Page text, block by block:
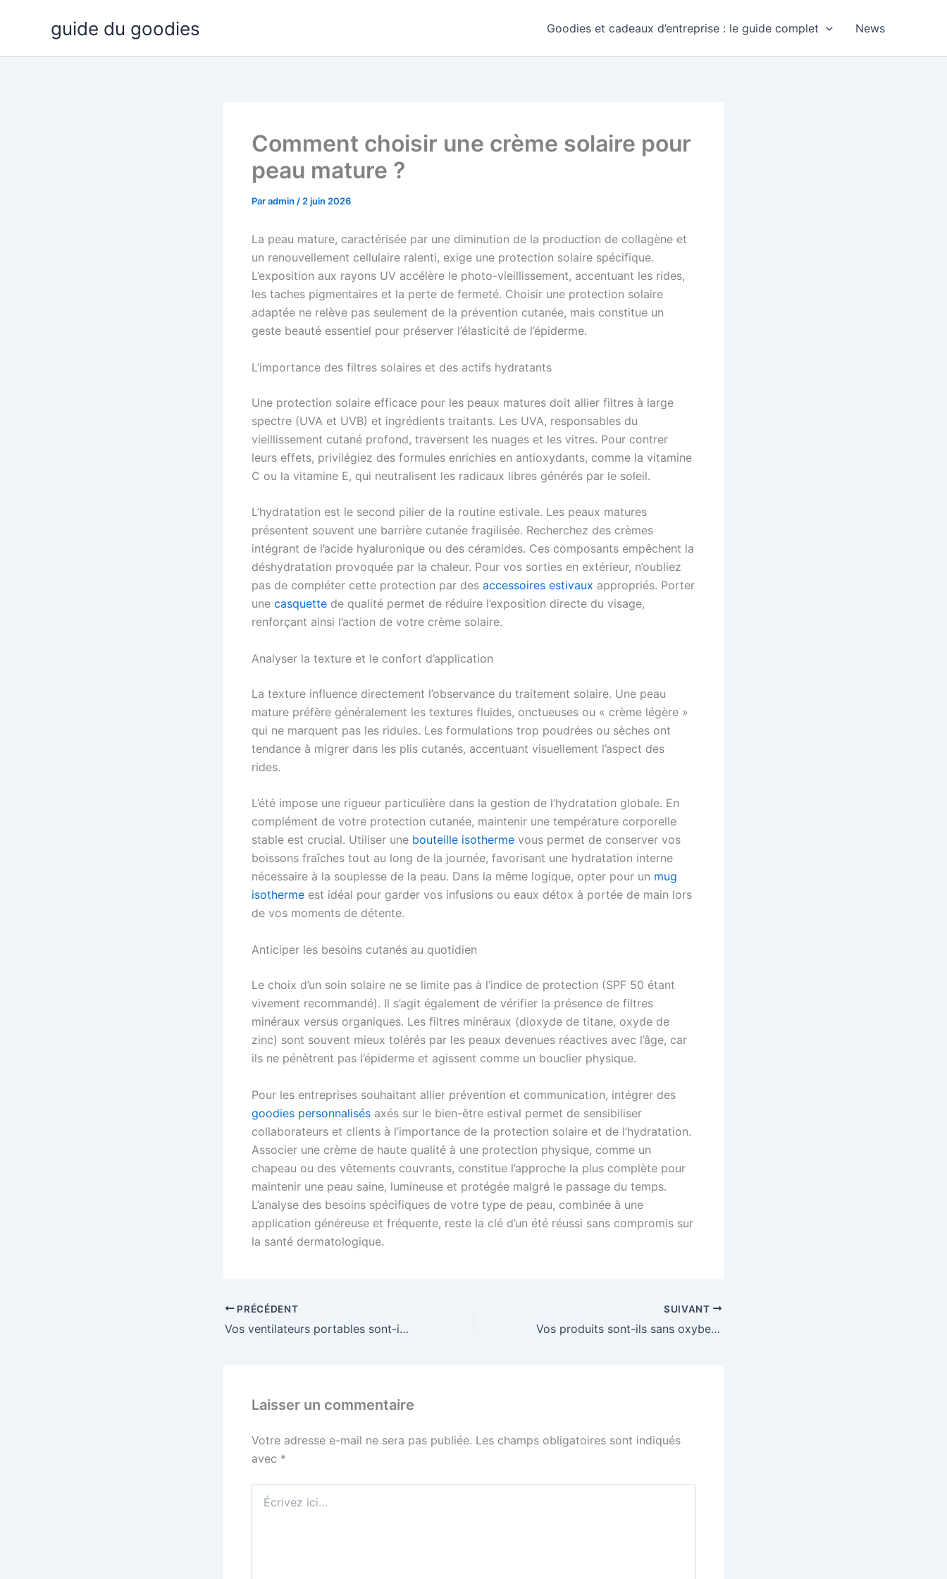
guide du goodies Goodies et cadeaux d’entreprise : le guide complet News
Comment choisir une crème solaire pour
peau mature ?
Paradmin / 2 juin 2026
La peau mature, caractérisée par une diminution de la production de collagène et
un renouvellement cellulaire ralenti, exige une protection solaire spécifique.
L’exposition aux rayons UV accélère le photo-vieillissement, accentuant les rides,
les taches pigmentaires et la perte de fermeté. Choisir une protection solaire
adaptée ne relève pas seulement de la prévention cutanée, mais constitue un
geste beauté essentiel pour préserver l’élasticité de l’épiderme.
L’importance des filtres solaires et des actifs hydratants
Une protection solaire efficace pour les peaux matures doit allier filtres à large
spectre (UVA et UVB) et ingrédients traitants. Les UVA, responsables du
vieillissement cutané profond, traversent les nuages et les vitres. Pour contrer
leurs effets, privilégiez des formules enrichies en antioxydants, comme la vitamine
C ou la vitamine E, qui neutralisent les radicaux libres générés par le soleil.
L’hydratation est le second pilier de la routine estivale. Les peaux matures
présentent souvent une barrière cutanée fragilisée. Recherchez des crèmes
intégrant de l’acide hyaluronique ou des céramides. Ces composants empêchent la
déshydratation provoquée par la chaleur. Pour vos sorties en extérieur, n’oubliez
pas de compléter cette protection par des accessoires estivaux appropriés. Porter
une casquette de qualité permet de réduire l’exposition directe du visage,
renforçant ainsi l’action de votre crème solaire.
Analyser la texture et le confort d’application
La texture influence directement l’observance du traitement solaire. Une peau
mature préfère généralement les textures fluides, onctueuses ou « crème légère »
qui ne marquent pas les ridules. Les formulations trop poudrées ou sèches ont
tendance à migrer dans les plis cutanés, accentuant visuellement l’aspect des
rides.
L’été impose une rigueur particulière dans la gestion de l’hydratation globale. En
complément de votre protection cutanée, maintenir une température corporelle
stable est crucial. Utiliser une bouteille isotherme vous permet de conserver vos
boissons fraîches tout au long de la journée, favorisant une hydratation interne
nécessaire à la souplesse de la peau. Dans la même logique, opter pour un mug
isotherme est idéal pour garder vos infusions ou eaux détox à portée de main lors
de vos moments de détente.
Anticiper les besoins cutanés au quotidien
Le choix d’un soin solaire ne se limite pas à l’indice de protection (SPF 50 étant
vivement recommandé). Il s’agit également de vérifier la présence de filtres
minéraux versus organiques. Les filtres minéraux (dioxyde de titane, oxyde de
zinc) sont souvent mieux tolérés par les peaux devenues réactives avec l’âge, car
ils ne pénètrent pas l’épiderme et agissent comme un bouclier physique.
Pour les entreprises souhaitant allier prévention et communication, intégrer des
goodies personnalisés axés sur le bien-être estival permet de sensibiliser
collaborateurs et clients à l’importance de la protection solaire et de l’hydratation.
Associer une crème de haute qualité à une protection physique, comme un
chapeau ou des vêtements couvrants, constitue l’approche la plus complète pour
maintenir une peau saine, lumineuse et protégée malgré le passage du temps.
L’analyse des besoins spécifiques de votre type de peau, combinée à une
application généreuse et fréquente, reste la clé d’un été réussi sans compromis sur
la santé dermatologique.
PRÉCÉDENT
Vos ventilateurs portables sont-ils silencieux ?
SUIVANT
Vos produits sont-ils sans oxybenzone ?
Laisser un commentaire
Votre adresse e-mail ne sera pas publiée. Les champs obligatoires sont indiqués
avec *
ici…